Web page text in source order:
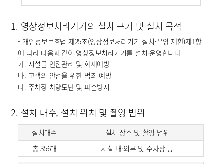
1. 영상정보처리기기의 설치 근거 및 설치 목적
- 개인정보보호법 제25조(영상정보처리기기 설치·운영 제한)제1항
에 따라 다음과 같이 영상정보처리기기를 설치·운영합니다.
가. 시설물 안전관리 및 화재예방
나. 고객의 안전을 위한 범죄 예방
다. 주차장 차량도난 및 파손방지
2. 설치 대수, 설치 위치 및 촬영 범위
설치대수
설치 장소 및 촬영 범위
총 356대
시설 내·외부 및 주차장 등